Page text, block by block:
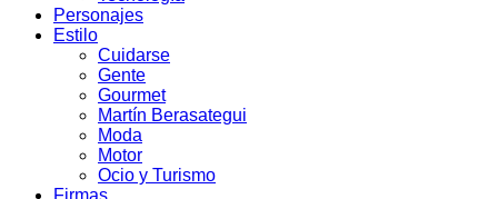
Personajes
Estilo
Cuidarse
Gente
Gourmet
Martín Berasategui
Moda
Motor
Ocio y Turismo
Firmas